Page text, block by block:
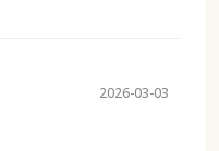
2026-03-03